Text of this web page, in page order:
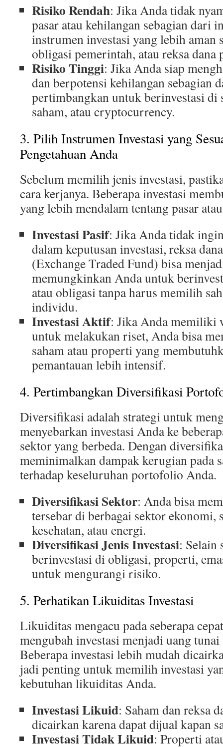
Risiko Rendah: Jika Anda tidak
pasar atau kehilangan sebagian dari
instrumen investasi yang lebih aman
obligasi pemerintah, atau reksa dana
Risiko Tinggi: Jika Anda siap
dan berpotensi kehilangan sebagian
pertimbangkan untuk berinvestasi di
saham, atau cryptocurrency.
3. Pilih Instrumen Investasi yang
Pengetahuan Anda
Sebelum memilih jenis investasi,
cara kerjanya. Beberapa investasi
yang lebih mendalam tentang pasar
Investasi Pasif: Jika Anda tidak
dalam keputusan investasi, reksa
(Exchange Traded Fund) bisa
memungkinkan Anda untuk
atau obligasi tanpa harus memilih
individu.
Investasi Aktif: Jika Anda memiliki
untuk melakukan riset, Anda bisa
saham atau properti yang
pemantauan lebih intensif.
4. Pertimbangkan Diversifikasi
Diversifikasi adalah strategi untuk
menyebarkan investasi Anda ke
sektor yang berbeda. Dengan
meminimalkan dampak kerugian pada
terhadap keseluruhan portofolio Anda.
Diversifikasi Sektor: Anda bisa
tersebar di berbagai sektor ekonomi,
kesehatan, atau energi.
Diversifikasi Jenis Investasi: Selain
berinvestasi di obligasi, properti,
untuk mengurangi risiko.
5. Perhatikan Likuiditas Investasi
Likuiditas mengacu pada seberapa
mengubah investasi menjadi uang
Beberapa investasi lebih mudah
jadi penting untuk memilih investasi
kebutuhan likuiditas Anda.
Investasi Likuid: Saham dan reksa
dicairkan karena dapat dijual kapan
Investasi Tidak Likuid: Properti